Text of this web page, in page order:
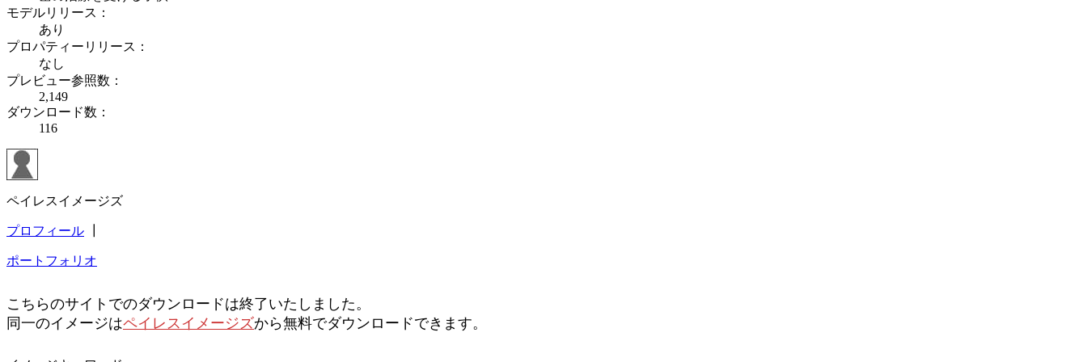
モデルリリース：
あり
プロパティーリリース：
なし
プレビュー参照数：
2,149
ダウンロード数：
116
ペイレスイメージズ
プロフィール
ポートフォリオ
こちらのサイトでのダウンロードは終了いたしました。
同一のイメージはペイレスイメージズから無料でダウンロードできます。